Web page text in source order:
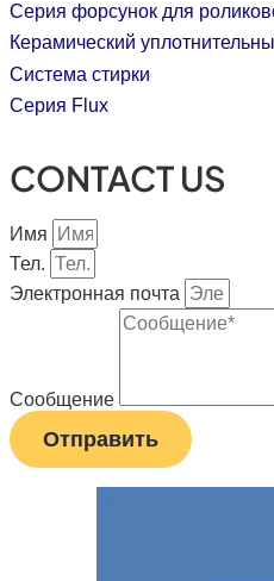
Серия форсунок для
Керамический
Система стирки
Серия Flux
CONTACT US
Имя
Тел.
Электронная почта
Сообщение
Отправить